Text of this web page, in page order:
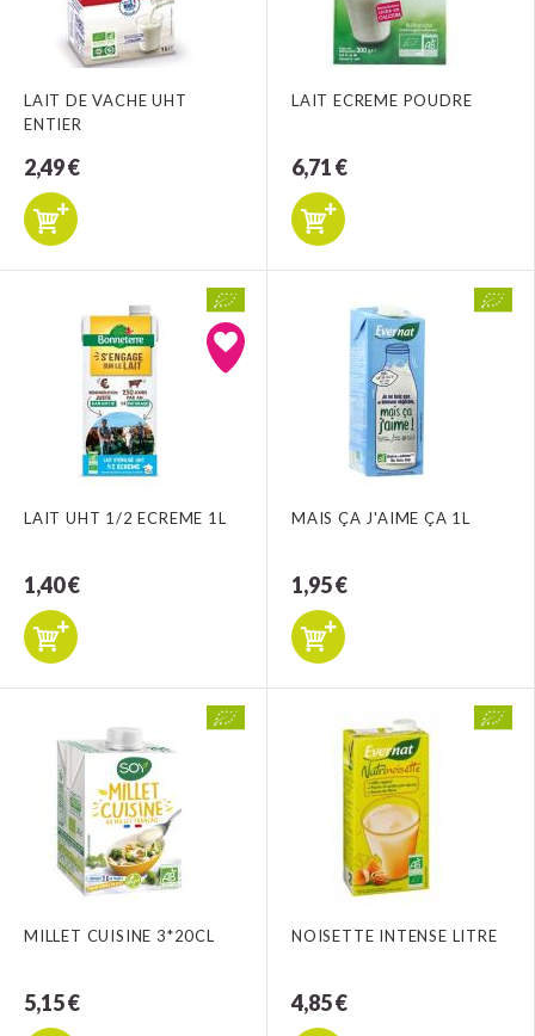
LAIT DE VACHE UHT
ENTIER
2,49 €
LAIT ECREME POUDRE
6,71 €
LAIT UHT 1/2 ECREME 1L
1,40 €
MAIS ÇA J'AIME ÇA 1L
1,95 €
MILLET CUISINE 3*20CL
5,15 €
NOISETTE INTENSE LITRE
4,85 €